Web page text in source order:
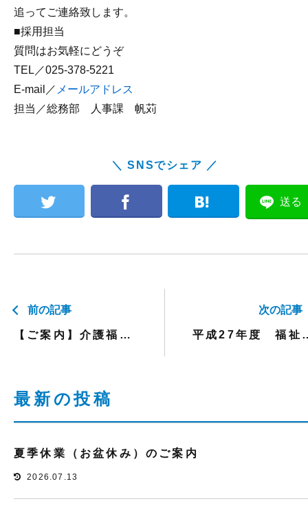
追ってご連絡致します。
■採用担当
質問はお気軽にどうぞ
TEL／025-378-5221
E-mail／ メールアドレス
担当／総務部 人事課 帆苅
＼ SNSでシェア ／
送る
前の記事
【ご案内】介護福祉士国家試験受験のための実務者研修
次の記事
平成27年度 福祉
最新の投稿
夏季休業（お盆休み）のご案内
2026.07.13